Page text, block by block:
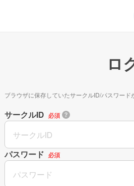
ロ
ブラウザに保存していたサークルID/パスワード
サークルID 必須
パスワード 必須